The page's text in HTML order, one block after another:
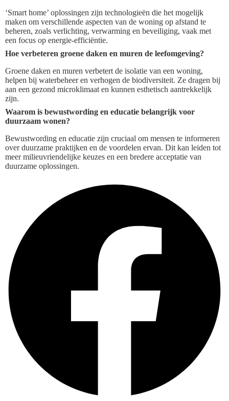
‘Smart home’ oplossingen zijn technologieën die het mogelijk
maken om verschillende aspecten van de woning op afstand te
beheren, zoals verlichting, verwarming en beveiliging, vaak met
een focus op energie-efficiëntie.
Hoe verbeteren groene daken en muren de leefomgeving?
Groene daken en muren verbetert de isolatie van een woning,
helpen bij waterbeheer en verhogen de biodiversiteit. Ze dragen bij
aan een gezond microklimaat en kunnen esthetisch aantrekkelijk
zijn.
Waarom is bewustwording en educatie belangrijk voor
duurzaam wonen?
Bewustwording en educatie zijn cruciaal om mensen te informeren
over duurzame praktijken en de voordelen ervan. Dit kan leiden tot
meer milieuvriendelijke keuzes en een bredere acceptatie van
duurzame oplossingen.